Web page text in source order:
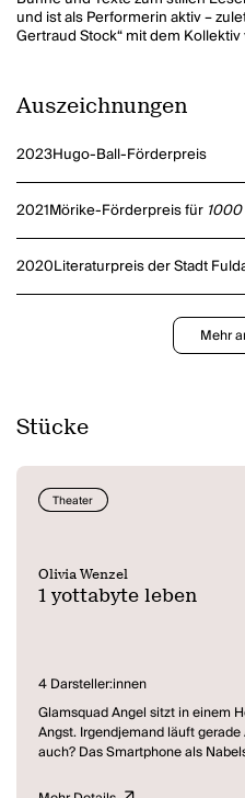
und ist als Performerin aktiv –
Gertraud Stock“ mit dem
Münchner Kammerspielen, am
Deutschen Theater Berlin und am
literaturfestival berlin, im
Prosanova – Festival für junge
Gegenwartsliteratur. 2017 nahm
beim Bachmannpreis teil und bei
Debütroman erscheint 2019 im S.
Schreiben gibt Olivia Wenzel
mit Kindern und Jugendlichen
cobratheater.cobra.
Auszeichnungen
2023Hugo-Ball-Förderpreis
2021Mörike-Förderpreis für
2020Literaturpreis der Stadt
Mehr
Stücke
Theater
Olivia Wenzel
1 yottabyte leben
4 Darsteller:innen
Glamsquad Angel sitzt in einem
Angst. Irgendjemand läuft
auch? Das Smartphone als
wieder rassisitische Stereotype -